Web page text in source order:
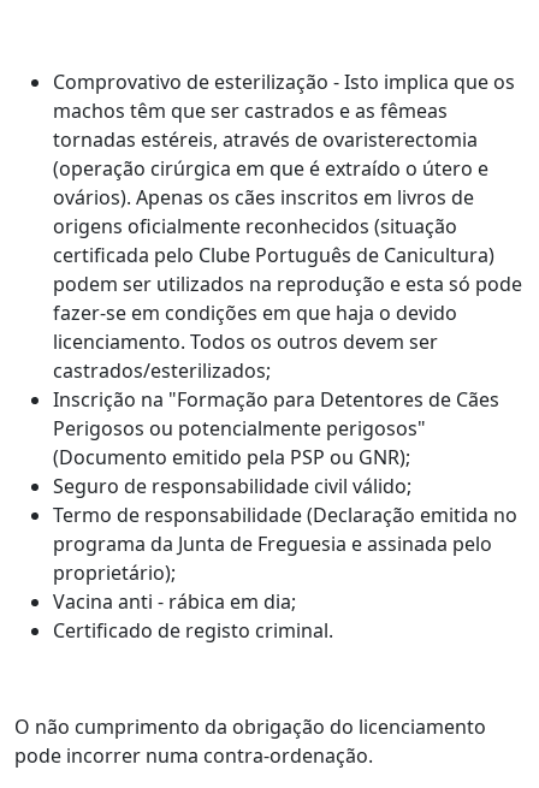
Comprovativo de esterilização - Isto implica que os
machos têm que ser castrados e as fêmeas
tornadas estéreis, através de ovaristerectomia
(operação cirúrgica em que é extraído o útero e
ovários). Apenas os cães inscritos em livros de
origens oficialmente reconhecidos (situação
certificada pelo Clube Português de Canicultura)
podem ser utilizados na reprodução e esta só pode
fazer-se em condições em que haja o devido
licenciamento. Todos os outros devem ser
castrados/esterilizados;
Inscrição na "Formação para Detentores de Cães
Perigosos ou potencialmente perigosos"
(Documento emitido pela PSP ou GNR);
Seguro de responsabilidade civil válido;
Termo de responsabilidade (Declaração emitida no
programa da Junta de Freguesia e assinada pelo
proprietário);
Vacina anti - rábica em dia;
Certificado de registo criminal.
O não cumprimento da obrigação do licenciamento
pode incorrer numa contra-ordenação.